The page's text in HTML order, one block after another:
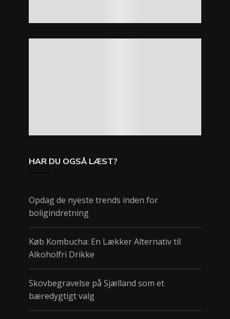
HAR DU OGSÅ LÆST?
Opdag de nyeste trends inden for
boligindretning
Køb Kombucha: En Lækker Alternativ til
Alkoholfri Drikke
Skovbegravelse på Sjælland som et
bæredygtigt valg